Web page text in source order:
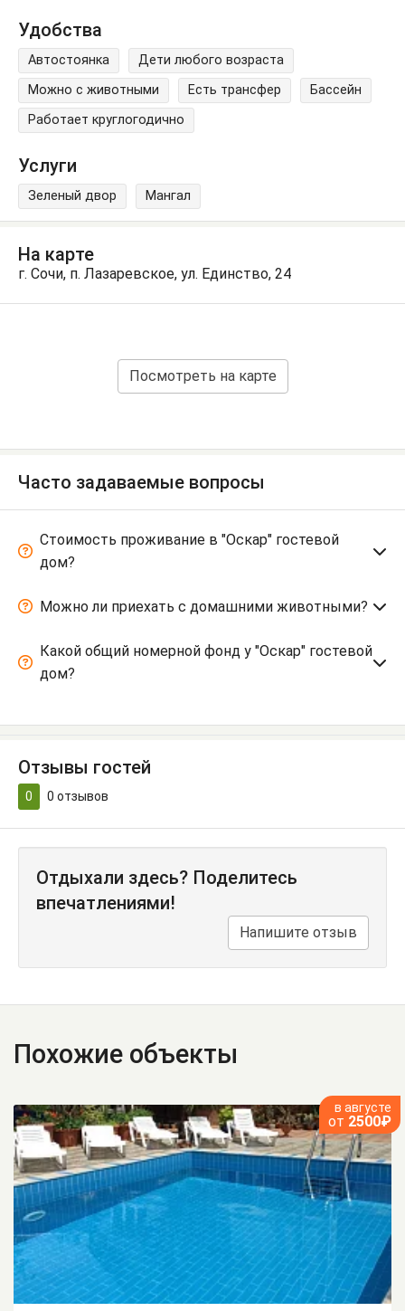
Удобства
Автостоянка
Дети любого возраста
Можно с животными
Есть трансфер
Бассейн
Работает круглогодично
Услуги
Зеленый двор Мангал
На карте
г. Сочи, п. Лазаревское, ул. Единство, 24
Посмотреть на карте
Часто задаваемые вопросы
Стоимость проживание в "Оскар" гостевой
дом?
Можно ли приехать с домашними животными?
Какой общий номерной фонд у "Оскар" гостевой
дом?
Отзывы гостей
0 0 отзывов
Отдыхали здесь? Поделитесь
впечатлениями!
Напишите отзыв
Похожие объекты
в августе
от 2500₽